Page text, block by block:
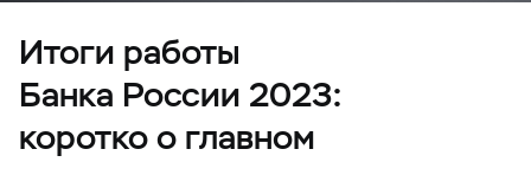
Итоги работы
Банка России 2023:
коротко о главном